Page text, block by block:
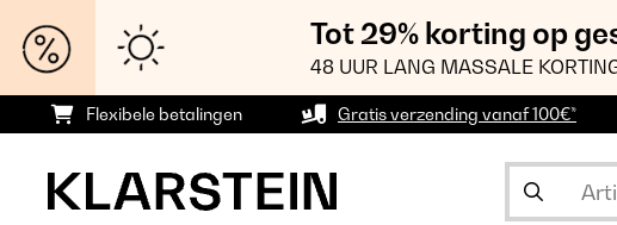
Tot 29% korting op
48 UUR LANG MASSALE
Flexibele betalingen Gratis verzending vanaf 100€*